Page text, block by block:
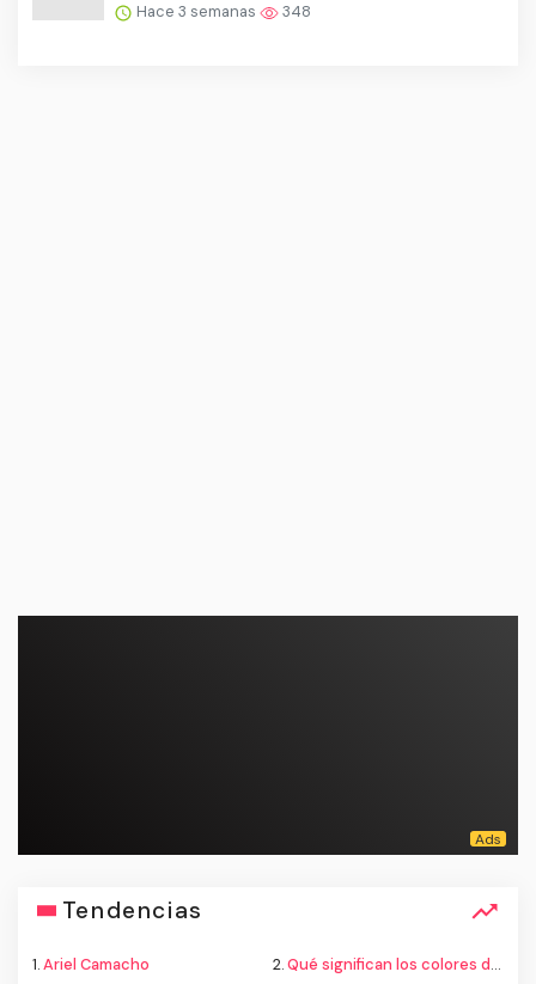
Hace 3 semanas 348
Tendencias
1.Ariel Camacho 2.Qué significan los colores de la bandera